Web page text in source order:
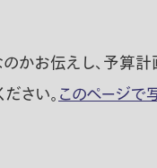
お伝えし、予算計
さい。このページで